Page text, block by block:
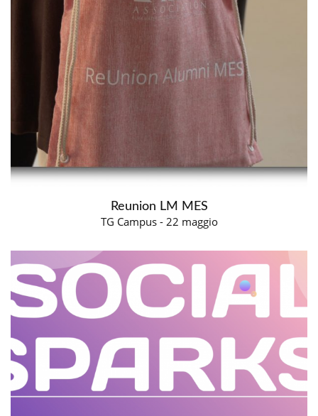
Reunion LM MES
TG Campus - 22 maggio